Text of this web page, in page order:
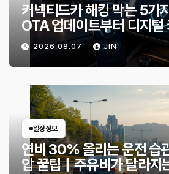
커넥티드카 해킹 막는 5가
OTA 업데이트부터 디지털
인할 것은?
2026.08.07 JIN
일상정보
연비 30% 올리는 운전 습
압 꿀팁｜주유비가 달라지